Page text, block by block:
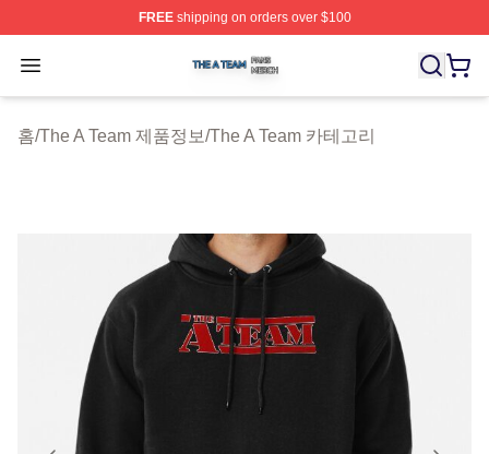
FREEshipping on orders over $100
Open menu
The A Team Shop ⚡️ Officially Licensed The A Team
홈/The A Team 제품정보/The A Team 카테고리